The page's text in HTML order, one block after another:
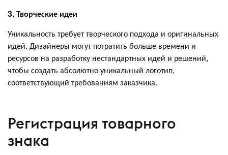
3. Творческие идеи
Уникальность требует творческого подхода и оригинальных
идей. Дизайнеры могут потратить больше времени и
ресурсов на разработку нестандартных идей и решений,
чтобы создать абсолютно уникальный логотип,
соответствующий требованиям заказчика.
Регистрация товарного
знака